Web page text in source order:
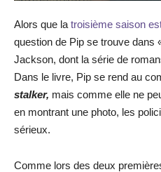
Alors que la troisième saison
question de Pip se trouve dans
Jackson, dont la série de
Dans le livre, Pip se rend au
stalker, mais comme elle ne
en montrant une photo, les
sérieux.
Comme lors des deux